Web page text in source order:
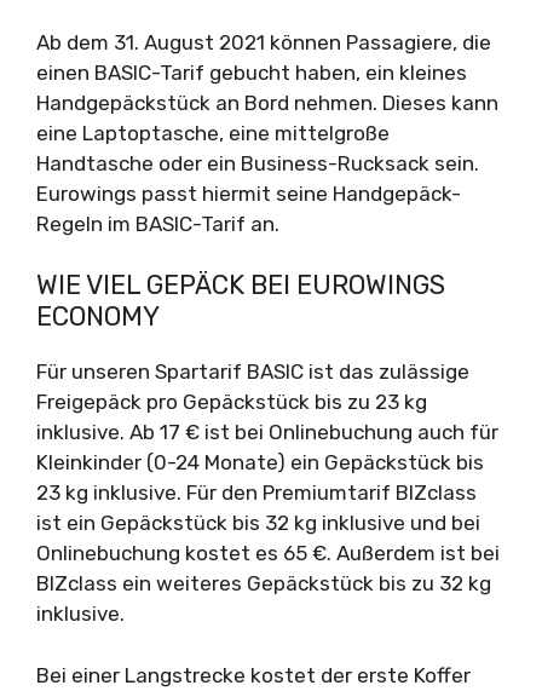
Ab dem 31. August 2021 können Passagiere, die
einen BASIC-Tarif gebucht haben, ein kleines
Handgepäckstück an Bord nehmen. Dieses kann
eine Laptoptasche, eine mittelgroße
Handtasche oder ein Business-Rucksack sein.
Eurowings passt hiermit seine Handgepäck-
Regeln im BASIC-Tarif an.
WIE VIEL GEPÄCK BEI EUROWINGS
ECONOMY
Für unseren Spartarif BASIC ist das zulässige
Freigepäck pro Gepäckstück bis zu 23 kg
inklusive. Ab 17 € ist bei Onlinebuchung auch für
Kleinkinder (0-24 Monate) ein Gepäckstück bis
23 kg inklusive. Für den Premiumtarif BIZclass
ist ein Gepäckstück bis 32 kg inklusive und bei
Onlinebuchung kostet es 65 €. Außerdem ist bei
BIZclass ein weiteres Gepäckstück bis zu 32 kg
inklusive.
Bei einer Langstrecke kostet der erste Koffer